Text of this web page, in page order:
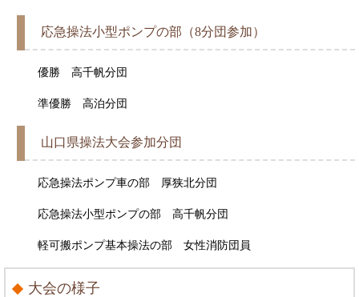
応急操法小型ポンプの部（8分団参加）
優勝 高千帆分団
準優勝 高泊分団
山口県操法大会参加分団
応急操法ポンプ車の部 厚狭北分団
応急操法小型ポンプの部 高千帆分団
軽可搬ポンプ基本操法の部 女性消防団員
大会の様子